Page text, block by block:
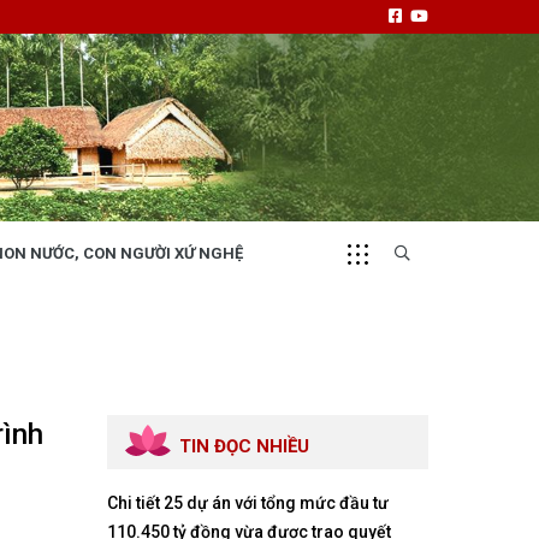
NƯỚC, CON NGƯỜI XỨ NGHỆ
NHỊP CẦU ĐẦU TƯ
TIN ĐỌC NHIỀU
Chi tiết 25 dự án với tổng mức đầu tư
110.450 tỷ đồng vừa được trao quyết